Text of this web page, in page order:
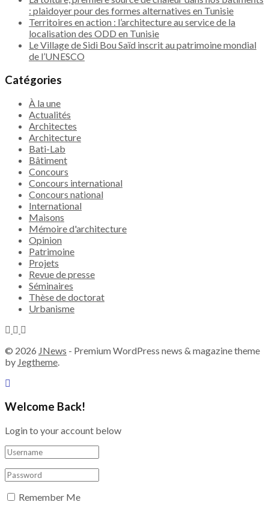
: plaidoyer pour des formes alternatives en Tunisie
Territoires en action : l’architecture au service de la
localisation des ODD en Tunisie
Le Village de Sidi Bou Saïd inscrit au patrimoine mondial
de l’UNESCO
Catégories
À la une
Actualités
Architectes
Architecture
Bati-Lab
Bâtiment
Concours
Concours international
Concours national
International
Maisons
Mémoire d'architecture
Opinion
Patrimoine
Projets
Revue de presse
Séminaires
Thèse de doctorat
Urbanisme
© 2026 JNews - Premium WordPress news & magazine theme
by Jegtheme.
Welcome Back!
Login to your account below
Remember Me